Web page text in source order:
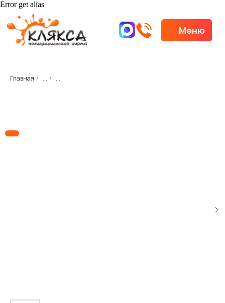
Error get alias
Меню
Главная / ... / ...